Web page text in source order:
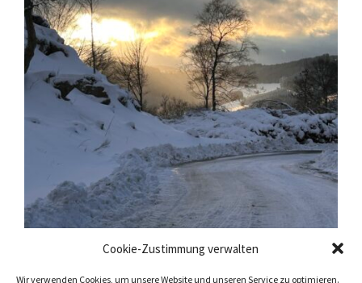
Cookie-Zustimmung verwalten
Wir verwenden Cookies, um unsere Website und unseren Service zu optimieren.